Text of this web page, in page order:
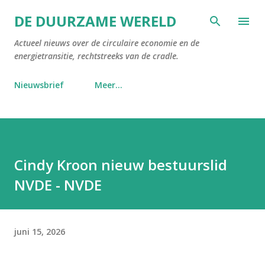
Doorgaan naar hoofdcontent
DE DUURZAME WERELD
Actueel nieuws over de circulaire economie en de
energietransitie, rechtstreeks van de cradle.
Nieuwsbrief Meer…
Cindy Kroon nieuw bestuurslid
NVDE - NVDE
juni 15, 2026